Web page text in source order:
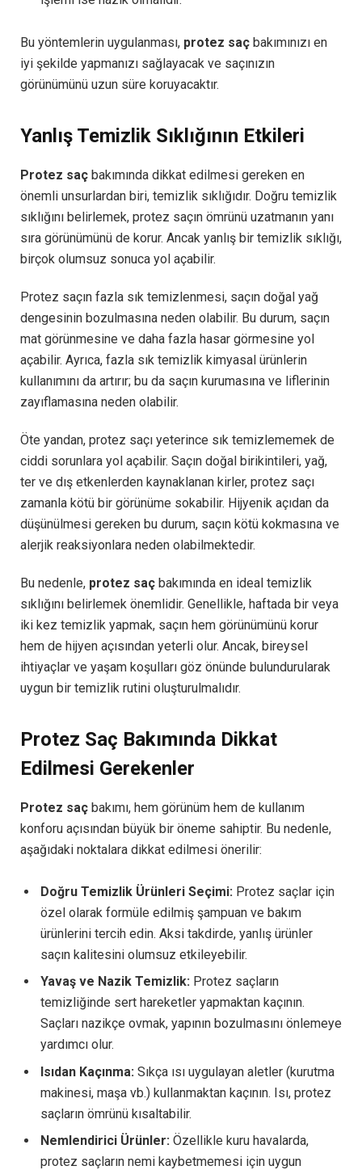
Bu yöntemlerin uygulanması, protez saç bakımınızı en
iyi şekilde yapmanızı sağlayacak ve saçınızın
görünümünü uzun süre koruyacaktır.
Yanlış Temizlik Sıklığının Etkileri
Protez saç bakımında dikkat edilmesi gereken en
önemli unsurlardan biri, temizlik sıklığıdır. Doğru temizlik
sıklığını belirlemek, protez saçın ömrünü uzatmanın yanı
sıra görünümünü de korur. Ancak yanlış bir temizlik sıklığı,
birçok olumsuz sonuca yol açabilir.
Protez saçın fazla sık temizlenmesi, saçın doğal yağ
dengesinin bozulmasına neden olabilir. Bu durum, saçın
mat görünmesine ve daha fazla hasar görmesine yol
açabilir. Ayrıca, fazla sık temizlik kimyasal ürünlerin
kullanımını da artırır; bu da saçın kurumasına ve liflerinin
zayıflamasına neden olabilir.
Öte yandan, protez saçı yeterince sık temizlememek de
ciddi sorunlara yol açabilir. Saçın doğal birikintileri, yağ,
ter ve dış etkenlerden kaynaklanan kirler, protez saçı
zamanla kötü bir görünüme sokabilir. Hijyenik açıdan da
düşünülmesi gereken bu durum, saçın kötü kokmasına ve
alerjik reaksiyonlara neden olabilmektedir.
Bu nedenle, protez saç bakımında en ideal temizlik
sıklığını belirlemek önemlidir. Genellikle, haftada bir veya
iki kez temizlik yapmak, saçın hem görünümünü korur
hem de hijyen açısından yeterli olur. Ancak, bireysel
ihtiyaçlar ve yaşam koşulları göz önünde bulundurularak
uygun bir temizlik rutini oluşturulmalıdır.
Protez Saç Bakımında Dikkat
Edilmesi Gerekenler
Protez saç bakımı, hem görünüm hem de kullanım
konforu açısından büyük bir öneme sahiptir. Bu nedenle,
aşağıdaki noktalara dikkat edilmesi önerilir:
Doğru Temizlik Ürünleri Seçimi: Protez saçlar için
özel olarak formüle edilmiş şampuan ve bakım
ürünlerini tercih edin. Aksi takdirde, yanlış ürünler
saçın kalitesini olumsuz etkileyebilir.
Yavaş ve Nazik Temizlik: Protez saçların
temizliğinde sert hareketler yapmaktan kaçının.
Saçları nazikçe ovmak, yapının bozulmasını önlemeye
yardımcı olur.
Isıdan Kaçınma: Sıkça ısı uygulayan aletler (kurutma
makinesi, maşa vb.) kullanmaktan kaçının. Isı, protez
saçların ömrünü kısaltabilir.
Nemlendirici Ürünler: Özellikle kuru havalarda,
protez saçların nemi kaybetmemesi için uygun